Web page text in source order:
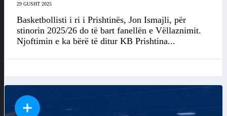
29 GUSHT 2025
Basketbollisti i ri i Prishtinës, Jon Ismajli, për
stinorin 2025/26 do të bart fanellën e Vëllaznimit.
Njoftimin e ka bërë të ditur KB Prishtina...